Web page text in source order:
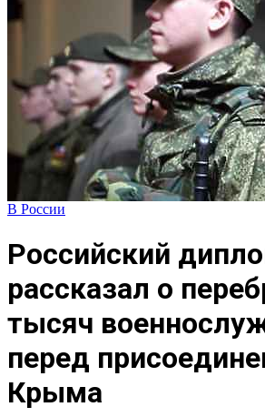
В России
Российский
рассказал о
тысяч
перед
Крыма